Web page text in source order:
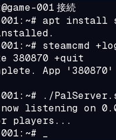
001 接続
001:~# apt install
installed.
001:~# steamcmd
380870 +quit
App
001:~# ./
listening on
players...
_